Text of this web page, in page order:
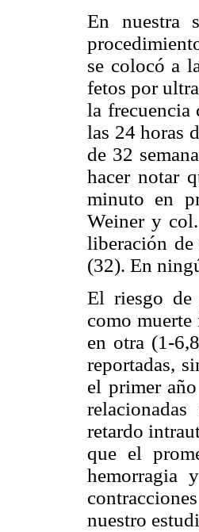
En nuestra
se colocó a
fetos por
la frecuencia
las 24 horas
de 32
hacer notar
minuto en
Weiner y
liberación de
(32). En
El riesgo de
como muerte
en otra (1-
reportadas,
el primer
retardo
que el
hemorragia
nuestro